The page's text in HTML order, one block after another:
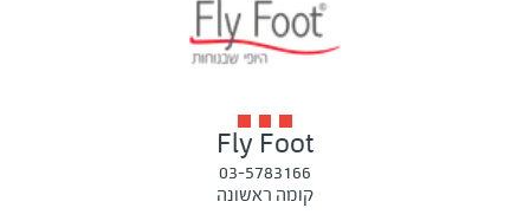
Fly Foot
03-5783166
קומה ראשונה